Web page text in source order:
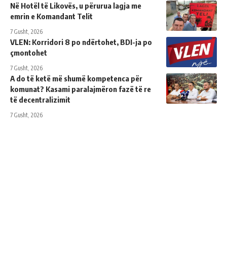
Në Hotël të Likovës, u përurua lagja me
emrin e Komandant Telit
7 Gusht, 2026
VLEN: Korridori 8 po ndërtohet, BDI-ja po
çmontohet
7 Gusht, 2026
A do të ketë më shumë kompetenca për
komunat? Kasami paralajmëron fazë të re
të decentralizimit
7 Gusht, 2026